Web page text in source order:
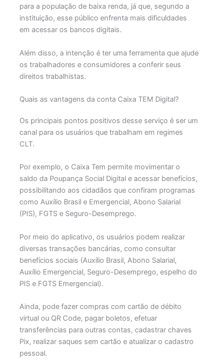
para a população de baixa renda, já que, segundo a
instituição, esse público enfrenta mais dificuldades
em acessar os bancos digitais.
Além disso, a intenção é ter uma ferramenta que ajude
os trabalhadores e consumidores a conferir seus
direitos trabalhistas.
Quais as vantagens da conta Caixa TEM Digital?
Os principais pontos positivos desse serviço é ser um
canal para os usuários que trabalham em regimes
CLT.
Por exemplo, o Caixa Tem permite movimentar o
saldo da Poupança Social Digital e acessar benefícios,
possibilitando aos cidadãos que confiram programas
como Auxílio Brasil e Emergencial, Abono Salarial
(PIS), FGTS e Seguro-Desemprego.
Por meio do aplicativo, os usuários podem realizar
diversas transações bancárias, como consultar
benefícios sociais (Auxílio Brasil, Abono Salarial,
Auxílio Emergencial, Seguro-Desemprego, espelho do
PIS e FGTS Emergencial).
Ainda, pode fazer compras com cartão de débito
virtual ou QR Code, pagar boletos, efetuar
transferências para outras contas, cadastrar chaves
Pix, realizar saques sem cartão e atualizar o cadastro
pessoal.